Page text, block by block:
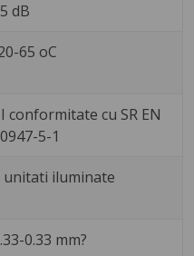
dB
65 oC
conformitate cu SR EN
5-1
unitati iluminate
0.33 mm?